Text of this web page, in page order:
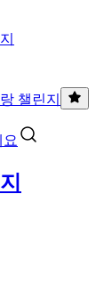
챌린지